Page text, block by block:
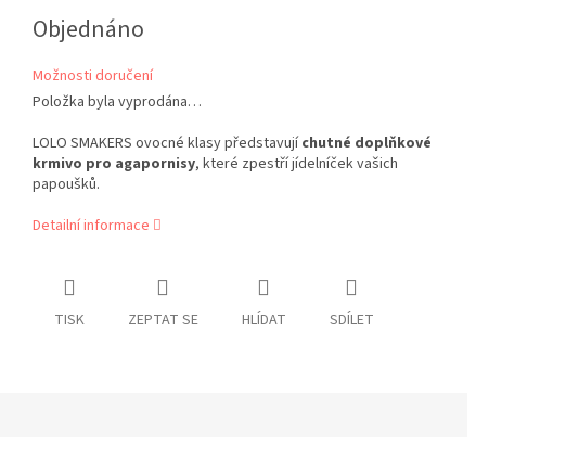
cena:
Objednáno
Možnosti doručení
Položka byla vyprodána…
LOLO SMAKERS ovocné klasy představujíchutné doplňkové
krmivo pro agapornisy, které zpestří jídelníček vašich
papoušků.
Detailní informace
TISK ZEPTAT SE HLÍDAT SDÍLET